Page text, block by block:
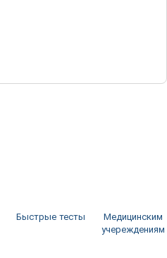
Быстрые тесты
Медицинским
учереждениям